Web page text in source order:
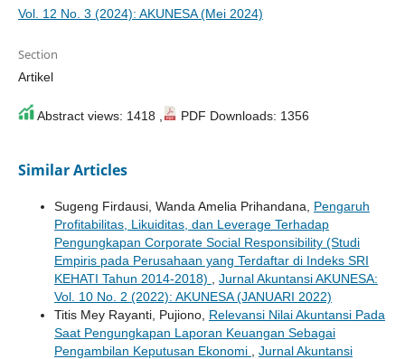
Vol. 12 No. 3 (2024): AKUNESA (Mei 2024)
Section
Artikel
Abstract views: 1418 , PDF Downloads: 1356
Similar Articles
Sugeng Firdausi, Wanda Amelia Prihandana, Pengaruh
Profitabilitas, Likuiditas, dan Leverage Terhadap
Pengungkapan Corporate Social Responsibility (Studi
Empiris pada Perusahaan yang Terdaftar di Indeks SRI
KEHATI Tahun 2014-2018)
Jurnal Akuntansi AKUNESA:
Vol. 10 No. 2 (2022): AKUNESA (JANUARI 2022)
Titis Mey Rayanti, Pujiono, Relevansi Nilai Akuntansi Pada
Saat Pengungkapan Laporan Keuangan Sebagai
Pengambilan Keputusan Ekonomi
Jurnal Akuntansi